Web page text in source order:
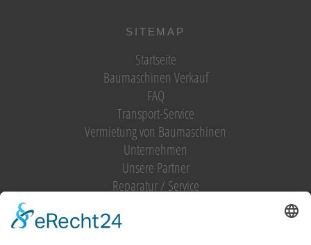
SITEMAP
Startseite
Baumaschinen Verkauf
FAQ
Transport-Service
Vermietung von Baumaschinen
Unternehmen
Unsere Partner
Reparatur / Service